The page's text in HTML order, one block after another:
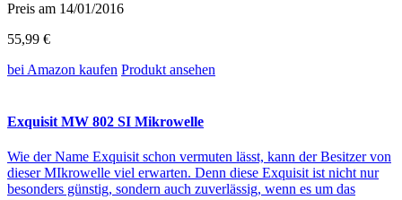
Preis am 14/01/2016
55,99 €
bei Amazon kaufen Produkt ansehen
Exquisit MW 802 SI Mikrowelle
Wie der Name Exquisit schon vermuten lässt, kann der Besitzer von
dieser MIkrowelle viel erwarten. Denn diese Exquisit ist nicht nur
besonders günstig, sondern auch zuverlässig, wenn es um das